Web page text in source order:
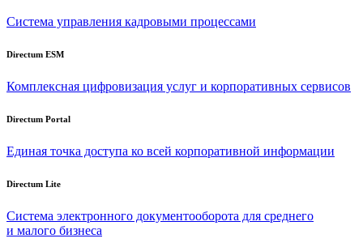
Система управления кадровыми процессами
Directum ESM
Комплексная цифровизация услуг и корпоративных сервисов
Directum Portal
Единая точка доступа ко всей корпоративной информации
Directum Lite
Система электронного документооборота для среднего
и малого бизнеса